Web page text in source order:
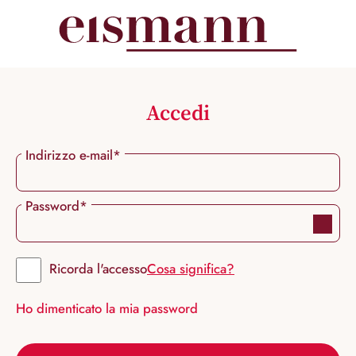
principale
Accedi
Indirizzo e-mail*
Password*
Ricorda l'accessoCosa significa?
Ho dimenticato la mia password